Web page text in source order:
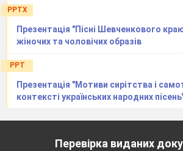
PPTX
Презентація "Пісні Шевченкового
жіночих та чоловічих образів
PPT
Презентація "Мотиви сирітства і
контексті українських народних
Перевірка виданих